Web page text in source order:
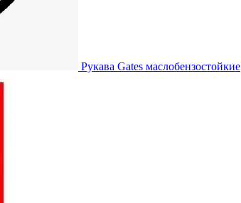
Рукава Gates маслобензостойкие